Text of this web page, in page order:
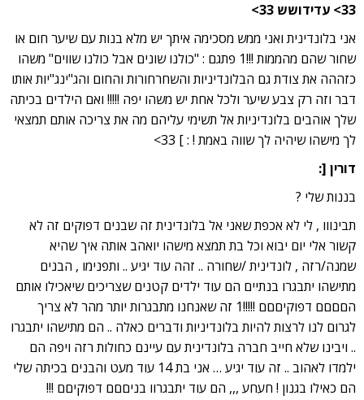
33> עדידושש 33>
אני בלונדינית ואני ממש מסכימה איתך יש מלא בנות עם שיער חום או
שחור שהם מהממות !!!1 פתגם : "כולנו שונים אבל כולנו שווים" משהו
כזההה את צודת גם הבלונדיניות והשחרחורות והחום והג"ינג"יות אותו
דבר וזה רק צבע שיער ולכל אחת יש משהו יפה !!!!! ואם הילדים בכיתה
שלך אוהבים בלונדיניות אל תשימי עליהם מה את צריכה אותם תמצאי
לך מישהו שיהיה לך שווה באמת ! : ] 33>
דורין [:
בננות שלי ?
תבינווו , לי לא אכפת שאני אל בלונדינית זה שבנים דפוקים זה לא
קשור אלי יום יבוא וכל בת תמצא מישהו יואהב אותה איך שהיא
שמנה/רזה , לונדינית /שחורה .. זהה עוד יגיע .. ותפנימו , הבנים
מתישהו יתבגרו בנתיים הם עוד ילדים קטנים שצריכים שיאכילו אותם
הםםםם דפוקיםםם !!!!!1 זה שאנחנו מתבגרות יותר מהר לא צריך
לגרום לנו לרצות להיות בלונדיניות ודברים כאלה .. הם מתישהו יתבגרו
.. ויבינו שלא חייב חברה בלונדינית עם עיינם כחולות רזה ויפה הם
ילמדו לאהוב .. זה עוד יגיע … אני בת 14 עוד מעט והבנים בכיתה שלי
הם כאילו בגנון ! חעחע ,,, הם עוד יתבגרוו בניםםם דפוקיםם !!!